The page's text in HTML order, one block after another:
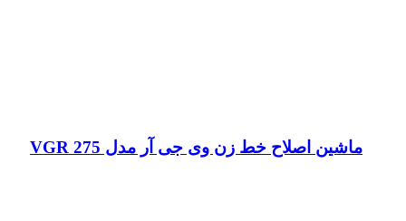
ماشین اصلاح خط زن وی جی آر مدل VGR 275